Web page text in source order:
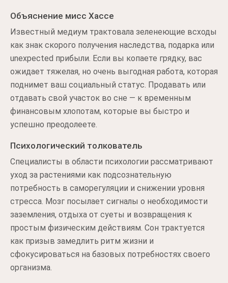
Объяснение мисс Хассе
Известный медиум трактовала зеленеющие всходы
как знак скорого получения наследства, подарка или
unexpected прибыли. Если вы копаете грядку, вас
ожидает тяжелая, но очень выгодная работа, которая
поднимет ваш социальный статус. Продавать или
отдавать свой участок во сне — к временным
финансовым хлопотам, которые вы быстро и
успешно преодолеете.
Психологический толкователь
Специалисты в области психологии рассматривают
уход за растениями как подсознательную
потребность в саморегуляции и снижении уровня
стресса. Мозг посылает сигналы о необходимости
заземления, отдыха от суеты и возвращения к
простым физическим действиям. Сон трактуется
как призыв замедлить ритм жизни и
сфокусироваться на базовых потребностях своего
организма.